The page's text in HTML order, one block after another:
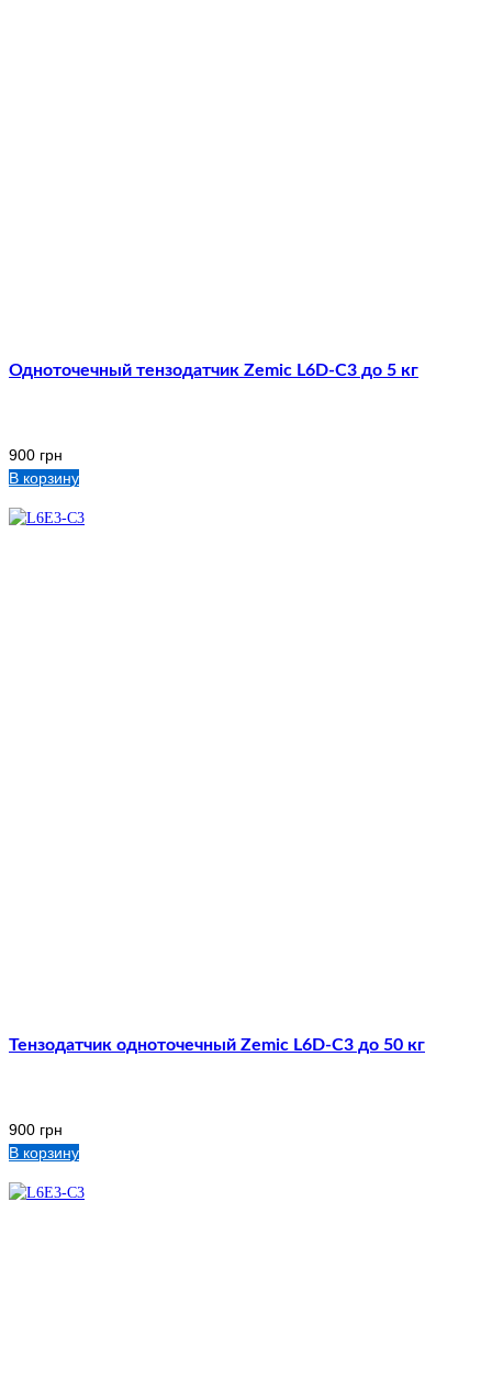
Одноточечный тензодатчик Zemic L6D-C3 до 5 кг
900 грн
В корзину
Тензодатчик одноточечный Zemic L6D-C3 до 50 кг
900 грн
В корзину